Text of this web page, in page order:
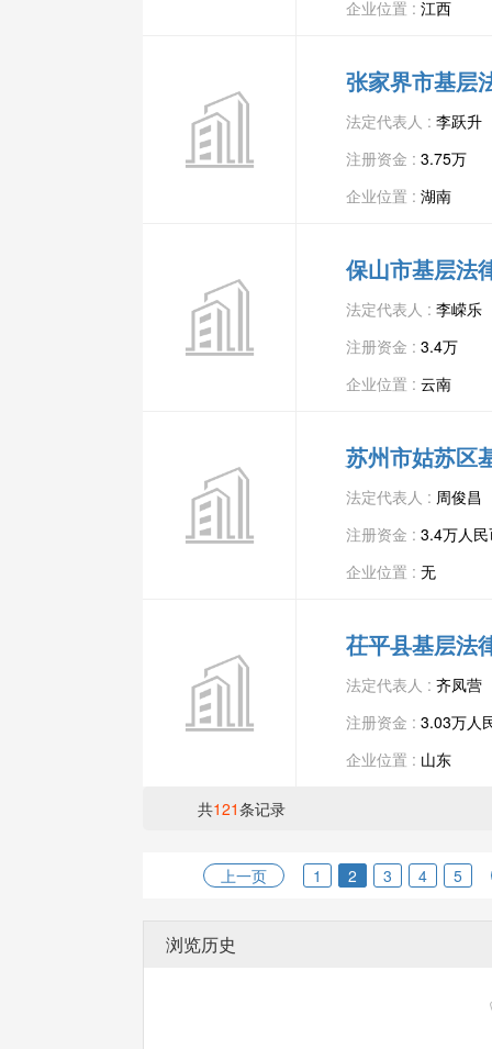
企业位置 : 江西
张家界市基层
法定代表人 : 李跃升
注册资金 : 3.75万
企业位置 : 湖南
保山市基层法
法定代表人 : 李嵘乐
注册资金 : 3.4万
企业位置 : 云南
苏州市姑苏区
法定代表人 : 周俊昌
注册资金 : 3.4万人
企业位置 : 无
茌平县基层法
法定代表人 : 齐凤营
注册资金 : 3.03万人
企业位置 : 山东
共121条记录
上一页 1 2 3 4 5
浏览历史